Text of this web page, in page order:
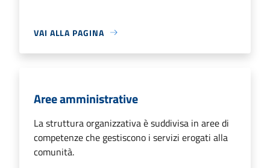
VAI ALLA PAGINA
Aree amministrative
La struttura organizzativa è suddivisa in aree di
competenze che gestiscono i servizi erogati alla
comunità.